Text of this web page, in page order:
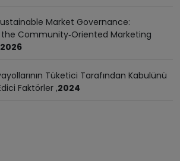
Market Governance:
Community‐Oriented Marketing
2026
Tüketici Tarafından Kabulünü
Faktörler ,2024